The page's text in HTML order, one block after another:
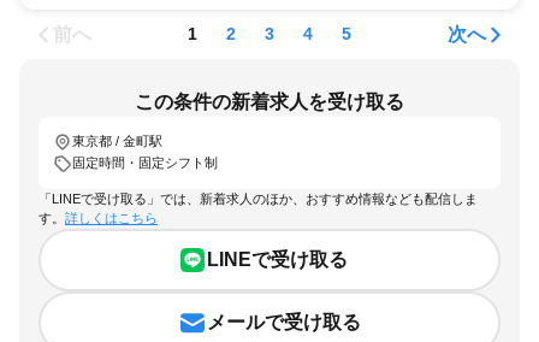
前へ 1 2 3 4 5 次へ
この条件の新着求人を受け取る
東京都 / 金町駅
固定時間・固定シフト制
「LINEで受け取る」では、新着求人のほか、おすすめ情報なども配信しま
す。 詳しくはこちら
LINEで受け取る
メールで受け取る